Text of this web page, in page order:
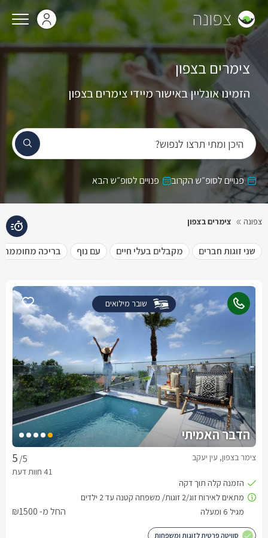
צפונה
היכן ומתי תרצו לנפוש?
צימרים בצפון
הזמינו אונליין באישור מיידי צימרים בצפון
פנויים לסופ״ש הקרוב פנויים לסופ״ש הבא
צפונה צימרים בצפון
שני זוגות חברים מקבלים בעלי חיים עם נוף בריכה מחוממת
שובר מילואים
הדבר האמיתי
/5 צימר בצפון, עין יעקב
החל מ- ₪1500
סוויטה פרטית לזוגות ומשפחות